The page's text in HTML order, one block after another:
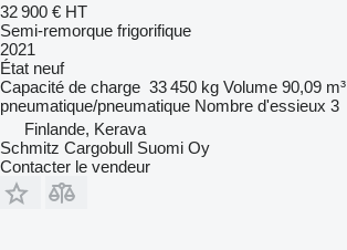
32 900 € HT
Semi-remorque frigorifique
2021
État neuf
Capacité de charge 33 450 kg Volume 90,09 m³
pneumatique/pneumatique Nombre d'essieux 3
Finlande, Kerava
Schmitz Cargobull Suomi Oy
Contacter le vendeur